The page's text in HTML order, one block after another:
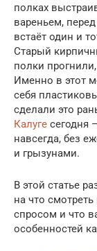
полках
вареньем,
встаёт один и
Старый
полки
Именно в этот
себя
сделали это
Калуге сегодня
навсегда, без
и грызунами.
В этой статье
на что
спросом и что
особенностей